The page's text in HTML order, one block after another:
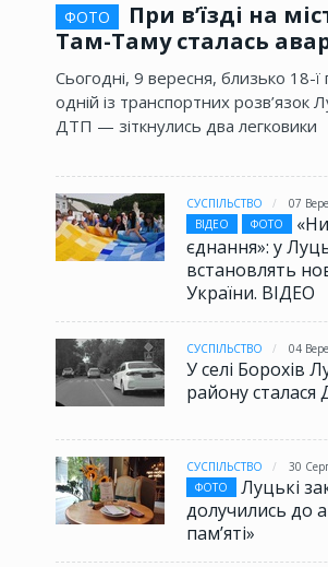
ФОТО
При в’їзді на
Там-Таму сталась
Сьогодні, 9 вересня, близько 18-ї
одній із транспортних розв’язок
ДТП — зіткнулись два легковики
СУСПІЛЬСТВО
07
ВІДЕО
ФОТО
єднання»: у
встановлять
України. ВІДЕО
СУСПІЛЬСТВО 04
У селі Борохів
району сталася
СУСПІЛЬСТВО
30
ФОТО
Луцькі
долучились до
памʼяті»